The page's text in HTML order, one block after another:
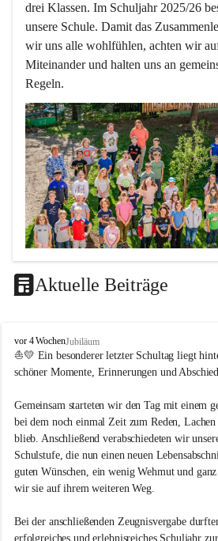
drei Klassen. Im Schuljahr 2025/26
unsere Schule. Damit das
wir uns alle wohlfühlen, achten wir
Miteinander und halten uns an
Regeln.
Unterrichtsqualität
Es ist uns wichtig …
durch das Angebot verschiedener
ein motiviertes Lernklima zu
Grundtechniken zu vermitteln und
die Selbsttätigkeit der
dass die SchülerInnen ihre
durch ein Angebot verschiedener
Erholungsbereiche die
Aktuelle Beiträge
V
o
l
s
s
c
h
u
l
e
t
vor 4 WochenJubiläum
⛵💛 Ein besonderer letzter Schultag liegt
schöner Momente, Erinnerungen und
Gemeinsam starteten wir den Tag mit einem
bei dem noch einmal Zeit zum Reden,
blieb. Anschließend verabschiedeten wir
Schulstufe, die nun einen neuen
guten Wünschen, ein wenig Wehmut und
wir sie auf ihrem weiteren Weg.
Bei der anschließenden Zeugnisvergabe
erfolgreiches und erlebnisreiches Schuljahr